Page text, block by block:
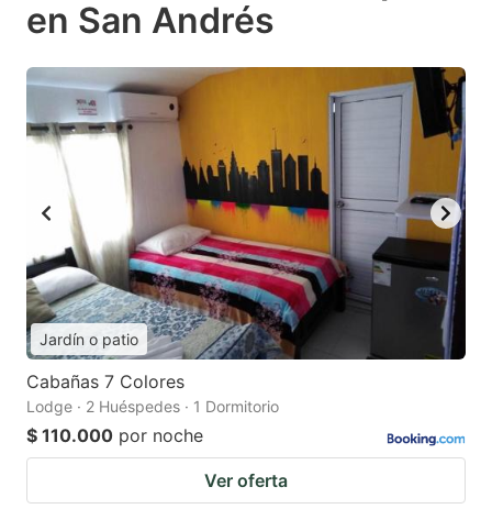
en San Andrés
Jardín o patio
Cabañas 7 Colores
Lodge · 2 Huéspedes · 1 Dormitorio
$ 110.000 por noche
Ver oferta